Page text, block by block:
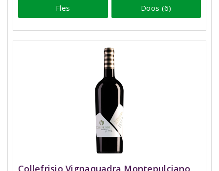
Fles Doos (6)